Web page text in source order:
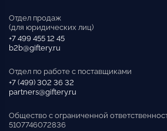
Отдел продаж
(для юридических лиц)
+7 499 455 12 45
b2b@giftery.ru
Отдел по работе с поставщиками
+7 (499) 302 36 32
partners@giftery.ru
Общество с ограниченной
5107746072836